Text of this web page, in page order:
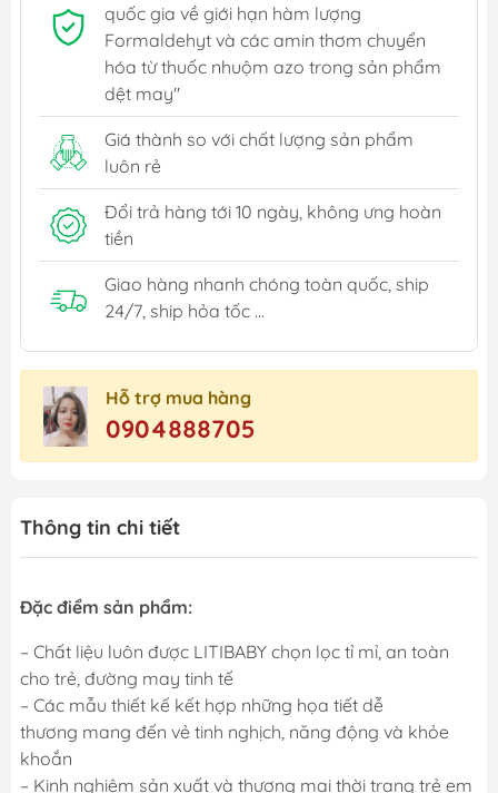
quốc gia về giới hạn hàm lượng
Formaldehyt và các amin thơm chuyển
hóa từ thuốc nhuộm azo trong sản phẩm
dệt may"
Giá thành so với chất lượng sản phẩm
luôn rẻ
Đổi trả hàng tới 10 ngày, không ưng hoàn
tiền
Giao hàng nhanh chóng toàn quốc, ship
24/7, ship hỏa tốc ...
Hỗ trợ mua hàng
0904888705
Thông tin chi tiết
Đặc điểm sản phẩm:
– Chất liệu luôn được LITIBABY chọn lọc tỉ mỉ, an toàn
cho trẻ, đường may tinh tế
– Các mẫu thiết kế kết hợp những họa tiết dễ
thương mang đến vẻ tinh nghịch, năng động và khỏe
khoắn
– Kinh nghiệm sản xuất và thương mại thời trang trẻ em